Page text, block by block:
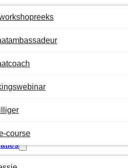
course